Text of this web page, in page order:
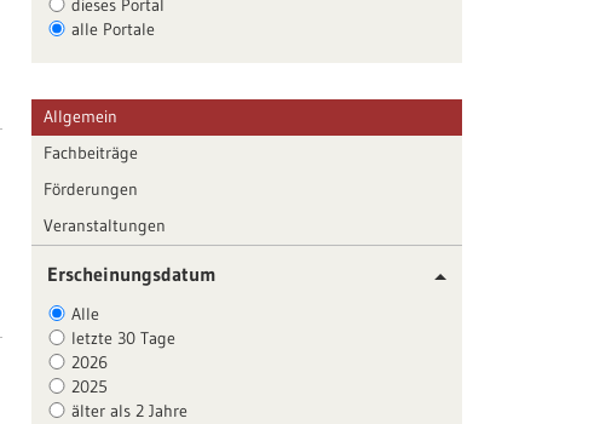
dieses Portal
alle Portale
Allgemein
Fachbeiträge
Förderungen
Veranstaltungen
Erscheinungsdatum
Alle
letzte 30 Tage
2026
2025
älter als 2 Jahre